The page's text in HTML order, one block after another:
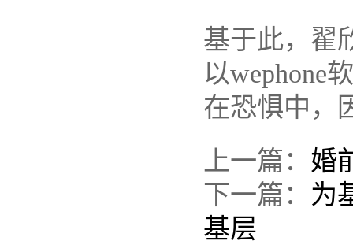
基于此，翟
以wephone
在恐惧中，
上一篇： 婚
下一篇： 为
基层